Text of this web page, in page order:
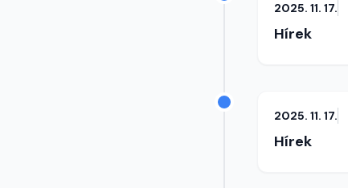
2025. 11. 17.
Hírek
2025. 11. 17.
Hírek